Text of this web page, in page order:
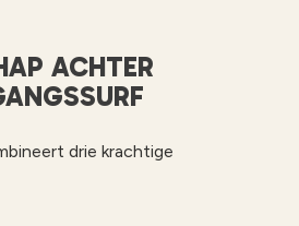
ACHTER
drie krachtige